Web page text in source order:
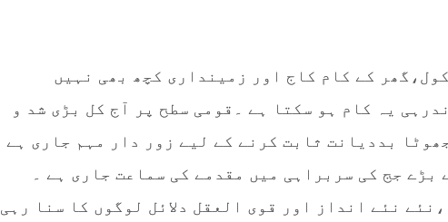
کے کام کاج اور زمینداری کچھ بھی نہیں
یہ کام ہو سکتا ہے ۔قومی سطح پر آج کل بڑی شد و
بددیانت ثابت کرنے کے لیے زور دار مہم جاری ہے
بڑے جج کی سربراہی میں مقدمے کی سماعت جاری ہے ۔
نئے انداز اور قوی العقل دلائل لوگوں کا سنا رہی